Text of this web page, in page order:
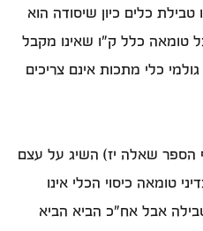
כלים כיון שיסודה הוא
טומאה כלל ק"ו שאינו מקבל
כלי מתכות אינם צריכים
הספר שאלה יז) השיג על עצם
טומאה כיסוי הכלי אינו
אבל אח"כ הביא הביא